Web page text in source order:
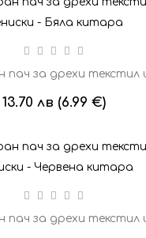
13.70 лв (6.99 €)